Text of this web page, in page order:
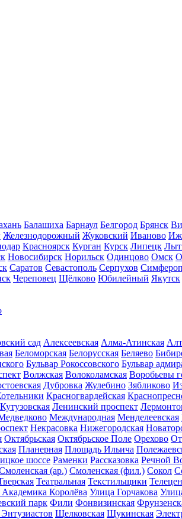
Балашиха Барнаул Белгород Брянск
Железнодорожный Жуковский Иваново
Красноярск Курган Курск Липецк
Новосибирск Норильск Одинцово Омск
Саратов Севастополь Серпухов
Череповец Щёлково Юбилейный Якутск
сад Алексеевская Алма-Атинская
Беломорская Белорусская Беляево
Бульвар Рокоссовского Бульвар
Волжская Волоколамская Воробьевы
Дубровка Жулебино Зябликово
Красногвардейская
Кутузовская Ленинский проспект
Международная Менделеевская
Некрасовка Нижегородская
Октябрьская Октябрьское Поле Орехово
Планерная Площадь Ильича
шоссе Раменки Рассказовка Речной
(ар.) Смоленская (фил.) Сокол
Театральная Текстильщики
Королёва Улица Горчакова
парк Фили Фонвизинская
Щелковская Щукинская